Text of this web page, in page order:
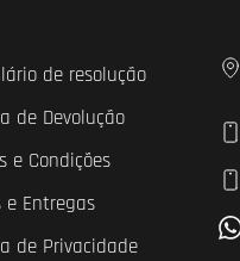
de resolução
de Devolução
e Condições
e Entregas
de Privacidade